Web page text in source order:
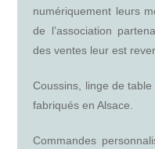
numériquement leurs
de l’association
des ventes leur est
Coussins, linge de
fabriqués en Alsace.
Commandes